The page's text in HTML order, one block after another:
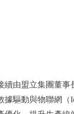
續由盟立集團董事
據驅動與物聯網